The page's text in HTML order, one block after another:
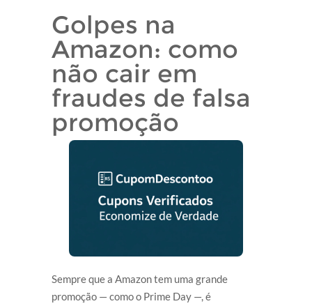
Golpes na
Amazon: como
não cair em
fraudes de falsa
promoção
Sempre que a Amazon tem uma grande
promoção — como o Prime Day —, é